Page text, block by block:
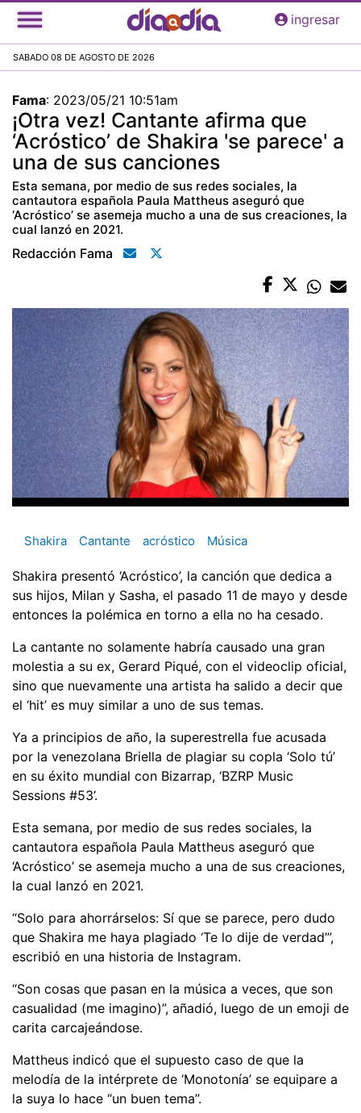
Pasar
al
principal
ingresar
SABADO 08 DE AGOSTO DE 2026
Fama: 2023/05/21 10:51am
¡Otra vez! Cantante afirma que
‘Acróstico’ de Shakira 'se parece' a
una de sus canciones
Esta semana, por medio de sus redes sociales, la
cantautora española Paula Mattheus aseguró que
‘Acróstico’ se asemeja mucho a una de sus creaciones, la
cual lanzó en 2021.
Redacción Fama
Shakira Cantante acróstico Música
Shakira presentó ‘Acróstico’, la canción que dedica a
sus hijos, Milan y Sasha, el pasado 11 de mayo y desde
entonces la polémica en torno a ella no ha cesado.
La cantante no solamente habría causado una gran
molestia a su ex, Gerard Piqué, con el videoclip oficial,
sino que nuevamente una artista ha salido a decir que
el ‘hit’ es muy similar a uno de sus temas.
Ya a principios de año, la superestrella fue acusada
por la venezolana Briella de plagiar su copla ‘Solo tú’
en su éxito mundial con Bizarrap, ‘BZRP Music
Sessions #53’.
Esta semana, por medio de sus redes sociales, la
cantautora española Paula Mattheus aseguró que
‘Acróstico’ se asemeja mucho a una de sus creaciones,
la cual lanzó en 2021.
“Solo para ahorrárselos: Sí que se parece, pero dudo
que Shakira me haya plagiado ‘Te lo dije de verdad’”,
escribió en una historia de Instagram.
“Son cosas que pasan en la música a veces, que son
casualidad (me imagino)”, añadió, luego de un emoji de
carita carcajeándose.
Mattheus indicó que el supuesto caso de que la
melodía de la intérprete de ‘Monotonía’ se equipare a
la suya lo hace “un buen tema”.